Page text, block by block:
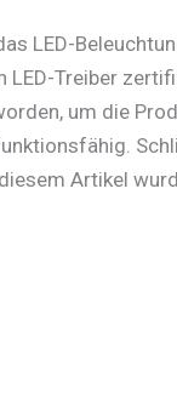
LED-
LED-Treiber
um die
Artikel